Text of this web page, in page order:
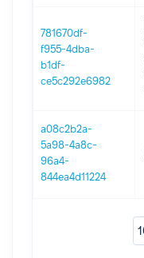
781670df-
f955-4dba-
b1df-
ce5c292e6982
a08c2b2a-
5a98-4a8c-
96a4-
844ea4d11224